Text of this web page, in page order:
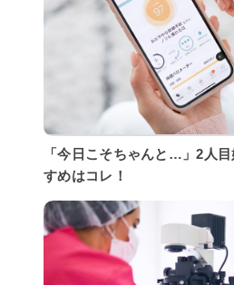
「今日こそちゃんと…」2人
すめはコレ！